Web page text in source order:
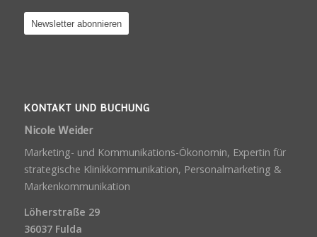
KONTAKT UND BUCHUNG
Nicole Weider
Marketing- und Kommunikations-Ökonomin, Expertin für
strategische Klinikkommunikation, Personalmarketing &
Markenkommunikation
Löherstraße 29
36037 Fulda